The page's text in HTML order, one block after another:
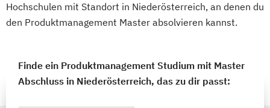
Hochschulen mit Standort in Niederösterreich, an denen du
den Produktmanagement Master absolvieren kannst.
Finde ein Produktmanagement Studium mit Master
Abschluss in Niederösterreich, das zu dir passt: